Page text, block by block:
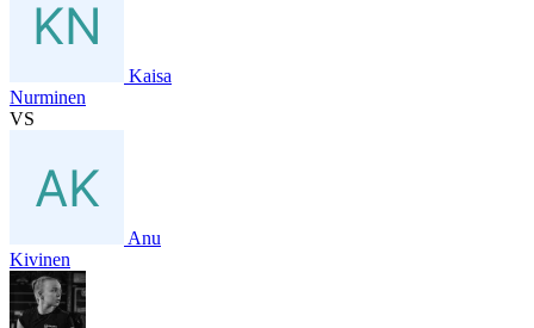
Kaisa
Nurminen
VS
Anu
Kivinen